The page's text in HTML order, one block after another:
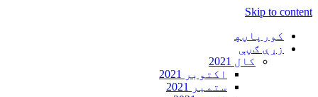
Skip to content
کورپاڼه‍
زړې ګڼې
کال 2021
اکتوبر 2021
ستمبر 2021